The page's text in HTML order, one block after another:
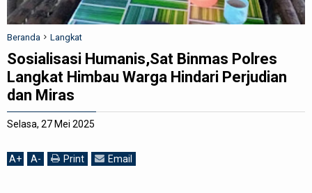
Beranda Langkat
Sosialisasi Humanis,Sat Binmas Polres
Langkat Himbau Warga Hindari Perjudian
dan Miras
Selasa, 27 Mei 2025
A+ A- Print Email